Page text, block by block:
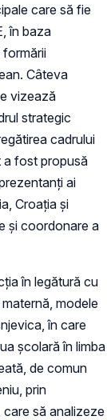
care să fie
în baza
formării
Câteva
vizează
strategic
cadrului
fost propusă
ai
Croația și
și coordonare a
în legătură cu
modele
în care
școlară în limba
de comun
prin
să analizeze